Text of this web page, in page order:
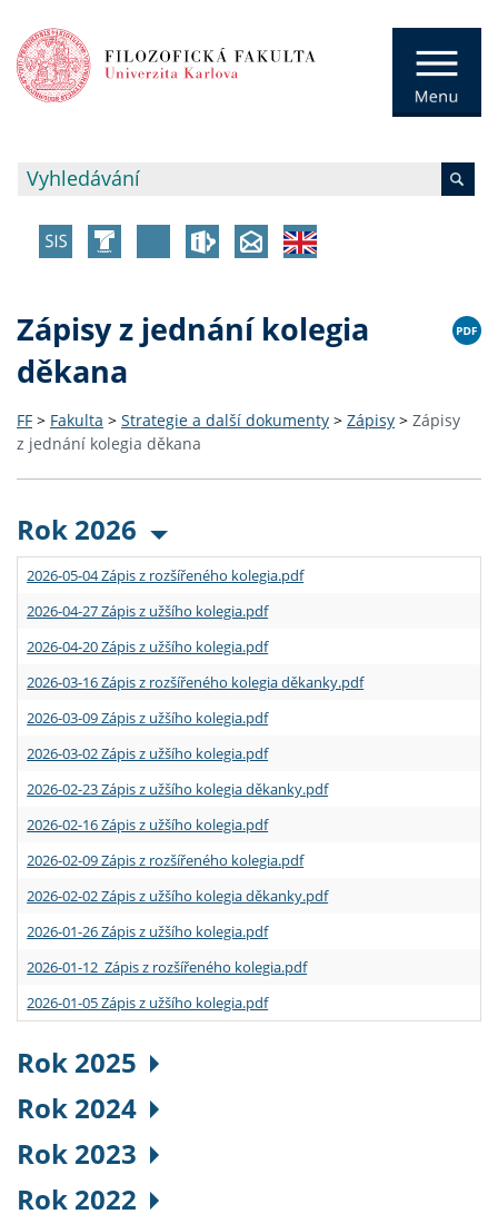
Zápisy z jednání kolegia
děkana
FF > Fakulta > Strategie a další dokumenty > Zápisy > Zápisy
z jednání kolegia děkana
Rok 2026
2026-05-04 Zápis z rozšířeného kolegia.pdf
2026-04-27 Zápis z užšího kolegia.pdf
2026-04-20 Zápis z užšího kolegia.pdf
2026-03-16 Zápis z rozšířeného kolegia děkanky.pdf
2026-03-09 Zápis z užšího kolegia.pdf
2026-03-02 Zápis z užšího kolegia.pdf
2026-02-23 Zápis z užšího kolegia děkanky.pdf
2026-02-16 Zápis z užšího kolegia.pdf
2026-02-09 Zápis z rozšířeného kolegia.pdf
2026-02-02 Zápis z užšího kolegia děkanky.pdf
2026-01-26 Zápis z užšího kolegia.pdf
2026-01-12 Zápis z rozšířeného kolegia.pdf
2026-01-05 Zápis z užšího kolegia.pdf
Rok 2025
Rok 2024
Rok 2023
Rok 2022